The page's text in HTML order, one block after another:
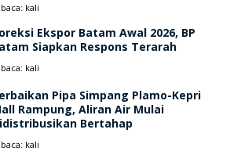
kali
Ekspor Batam Awal 2026, BP
Siapkan Respons Terarah
kali
Pipa Simpang Plamo-Kepri
Rampung, Aliran Air Mulai
Bertahap
kali